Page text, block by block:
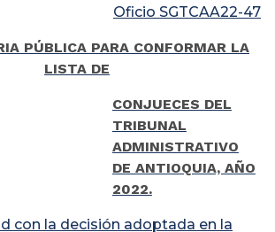
Oficio SGTCAA22-47
PÚBLICA PARA CONFORMAR LA
LISTA DE
CONJUECES DEL
TRIBUNAL
ADMINISTRATIVO
DE ANTIOQUIA, AÑO
2022.
con la decisión adoptada en la